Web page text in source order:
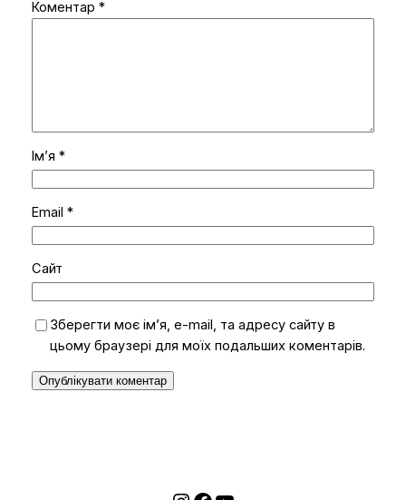
Коментар *
Ім’я *
Email *
Сайт
Зберегти моє ім’я, e-mail, та адресу сайту в
цьому браузері для моїх подальших коментарів.